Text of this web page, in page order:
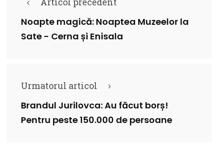
Noapte magică: Noaptea Muzeelor la
Sate - Cerna și Enisala
Urmatorul articol
Brandul Jurilovca: Au făcut borș!
Pentru peste 150.000 de persoane